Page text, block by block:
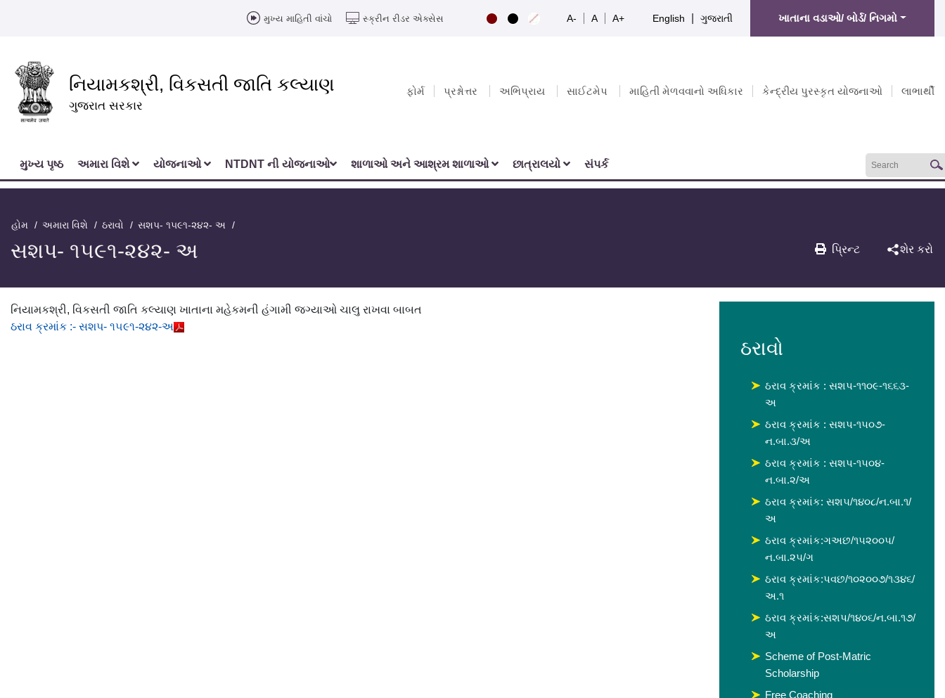
મુખ્ય માહિતી વાંચો સ્ક્રીન રીડર એક્સેસ A- A A+ English ગુજરાતી ખાતાના વડાઓ/ બોર્ડ/ નિગમો
નિયામકશ્રી, વિકસતી જાતિ કલ્યાણ
ગુજરાત સરકાર
ફોર્મ પ્રશ્નોત્તર અભિપ્રાય સાઈટમેપ માહિતી મેળવવાનો અધિકાર કેન્દ્રીય પુરસ્કૃત યોજનાઓ લાભાર્થી
મુખ્‍ય પૃષ્ઠ અમારા વિશે યોજનાઓ NTDNT ની યોજનાઓ શાળાઓ અને આશ્રમ શાળાઓ છાત્રાલયો સંપર્ક
હોમ અમારા વિશે ઠરાવો સશપ- ૧૫૯૧-૨૪૨- અ
સશપ- ૧૫૯૧-૨૪૨- અ પ્રિન્ટ શેર કરો
નિયામકશ્રી, વિકસતી જાતિ કલ્યાણ ખાતાના મહેકમની હંગામી જગ્યાઓ ચાલુ રાખવા બાબત
ઠરાવ ક્રમાંક :- સશપ- ૧૫૯૧-૨૪૨-અ
ઠરાવો
ઠરાવ ક્રમાંક : સશપ-૧૧૦૯-૧૬૬૩-
અ
ઠરાવ ક્રમાંક : સશપ-૧૫૦૭-
ન.બા.૩/અ
ઠરાવ ક્રમાંક : સશપ-૧૫૦૪-
ન.બા.૨/અ
ઠરાવ ક્રમાંક: સશ૫/૧૪૦૮/ન.બા.૧/
અ
ઠરાવ ક્રમાંક:ગઅછ/૧૫૨૦૦૫/
ન.બા.૨૫/ગ
ઠરાવ ક્રમાંક:પવછ/૧૦૨૦૦૭/૧૩૪૬/
અ.૧
ઠરાવ ક્રમાંક:સશપ/૧૪૦૬/ન.બા.૧૭/
અ
Scheme of Post-Matric
Scholarship
Free Coaching